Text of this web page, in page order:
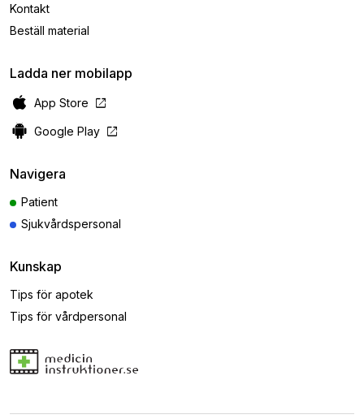
Kontakt
Beställ material
Ladda ner mobilapp
App Store open_in_new
Google Play open_in_new
Navigera
Patient
Sjukvårdspersonal
Kunskap
Tips för apotek
Tips för vårdpersonal